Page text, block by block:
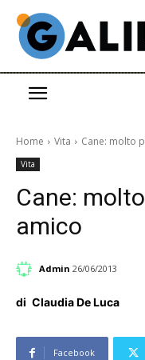
Home Vita Cane: molto
Vita
Cane:
amico
Admin 26/06/2013
di Claudia De Luca
Facebook